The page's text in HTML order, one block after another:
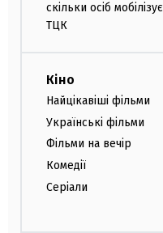
скільки осіб мобілізує
ТЦК
Кіно
Найцікавіші фільми
Українські фільми
Фільми на вечір
Комедії
Серіали